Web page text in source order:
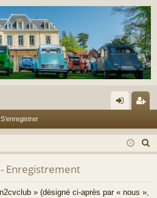
ne
xi
nr
eg
re
S’enregistrer
e
Enregistrement
» (désigné ci-après par « nous »,